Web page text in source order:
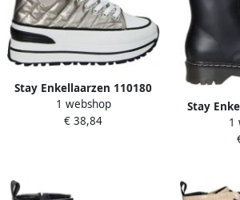
Stay Enkellaarzen 110180
1 webshop
€ 38,84
Stay
1